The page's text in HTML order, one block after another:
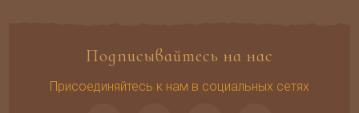
Подписывайтесь на нас
Присоединяйтесь к нам в социальных сетях